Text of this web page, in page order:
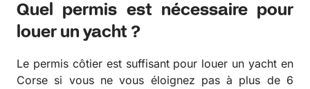
Quel permis est nécessaire pour
louer un yacht ?
Le permis côtier est suffisant pour louer un yacht en
Corse si vous ne vous éloignez pas à plus de 6